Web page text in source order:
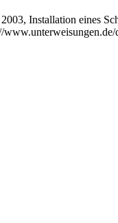
2003, Installation eines